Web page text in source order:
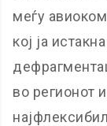
меѓу
кој ја
во регионот